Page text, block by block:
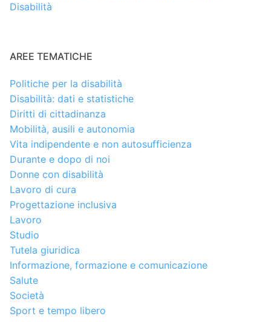
Disabilità
AREE TEMATICHE
Politiche per la disabilità
Disabilità: dati e statistiche
Diritti di cittadinanza
Mobilità, ausili e autonomia
Vita indipendente e non autosufficienza
Durante e dopo di noi
Donne con disabilità
Lavoro di cura
Progettazione inclusiva
Lavoro
Studio
Tutela giuridica
Informazione, formazione e comunicazione
Salute
Società
Sport e tempo libero